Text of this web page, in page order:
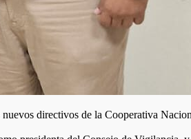
directivos de la Cooperativa